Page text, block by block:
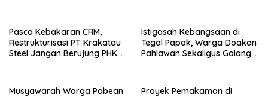
Pasca Kebakaran CRM,
Restrukturisasi PT Krakatau
Steel Jangan Berujung PHK
Istigasah Kebangsaan di
Tegal Papak, Warga Doakan
Pahlawan Sekaligus Galang
Musyawarah Warga Pabean
Proyek Pemakaman di